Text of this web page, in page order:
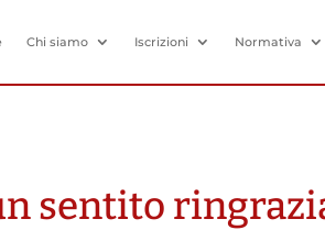
Chi siamo Iscrizioni Normativa
sentito